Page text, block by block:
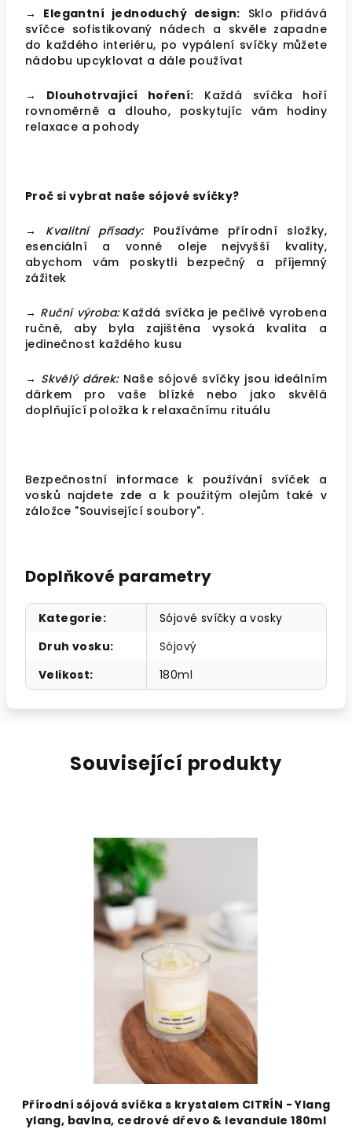
→ Elegantní jednoduchý design: Sklo přidává
svíčce sofistikovaný nádech a skvěle zapadne
do každého interiéru, po vypálení svíčky můžete
nádobu upcyklovat a dále používat
→ Dlouhotrvající hoření: Každá svíčka hoří
rovnoměrně a dlouho, poskytujíc vám hodiny
relaxace a pohody
Proč si vybrat naše sójové svíčky?
→ Kvalitní přísady:Používáme přírodní složky,
esenciální a vonné oleje nejvyšší kvality,
abychom vám poskytli bezpečný a příjemný
zážitek
→ Ruční výroba:Každá svíčka je pečlivě vyrobena
ručně, aby byla zajištěna vysoká kvalita a
jedinečnost každého kusu
→ Skvělý dárek:Naše sójové svíčky jsou ideálním
dárkem pro vaše blízké nebo jako skvělá
doplňující položka k relaxačnímu rituálu
Bezpečnostní informace k používání svíček a
vosků najdete zde a k použitým olejům také v
záložce "Související soubory".
Doplňkové parametry
Kategorie:
Sójové svíčky a vosky
Druh vosku:
Sójový
Velikost: 180ml
Související produkty
Přírodní sójová svíčka s krystalem CITRÍN - Ylang
ylang, bavlna, cedrové dřevo & levandule 180ml